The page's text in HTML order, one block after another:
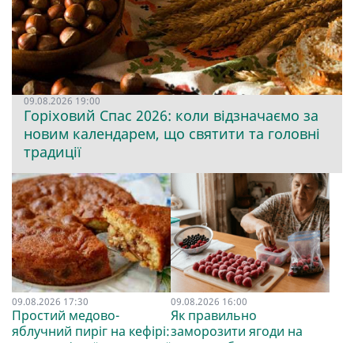
09.08.2026 19:00
Горіховий Спас 2026: коли відзначаємо за
новим календарем, що святити та головні
традиції
09.08.2026 17:30
Простий медово-
яблучний пиріг на кефірі:
09.08.2026 16:00
Як правильно
заморозити ягоди на